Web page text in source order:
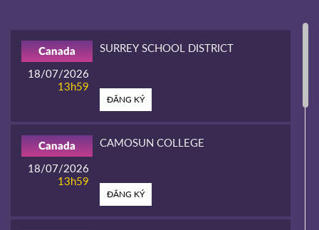
18/07/2026
13h59
Canada SURREY SCHOOL DISTRICT
ĐĂNG KÝ
18/07/2026
13h59
Canada CAMOSUN COLLEGE
ĐĂNG KÝ